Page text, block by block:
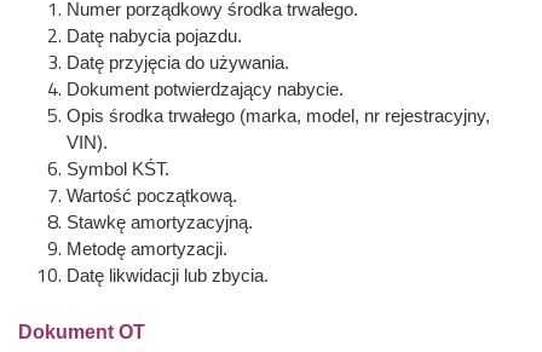
Numer porządkowy środka trwałego.
Datę nabycia pojazdu.
Datę przyjęcia do używania.
Dokument potwierdzający nabycie.
Opis środka trwałego (marka, model, nr rejestracyjny,
VIN).
Symbol KŚT.
Wartość początkową.
Stawkę amortyzacyjną.
Metodę amortyzacji.
Datę likwidacji lub zbycia.
Dokument OT